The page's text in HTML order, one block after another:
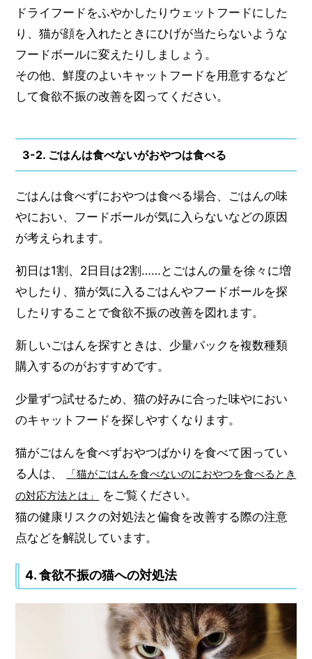
ドライフードをふやかしたりウェットフードにした
り、猫が顔を入れたときにひげが当たらないような
フードボールに変えたりしましょう。
その他、鮮度のよいキャットフードを用意するなど
して食欲不振の改善を図ってください。
3-2. ごはんは食べないがおやつは食べる
ごはんは食べずにおやつは食べる場合、ごはんの味
やにおい、フードボールが気に入らないなどの原因
が考えられます。
初日は1割、2日目は2割……とごはんの量を徐々に増
やしたり、猫が気に入るごはんやフードボールを探
したりすることで食欲不振の改善を図れます。
新しいごはんを探すときは、少量パックを複数種類
購入するのがおすすめです。
少量ずつ試せるため、猫の好みに合った味やにおい
のキャットフードを探しやすくなります。
猫がごはんを食べずおやつばかりを食べて困ってい
る人は、
「猫がごはんを食べないのにおやつを食べるとき
の対応方法とは」
をご覧ください。
猫の健康リスクの対処法と偏食を改善する際の注意
点などを解説しています。
4. 食欲不振の猫への対処法